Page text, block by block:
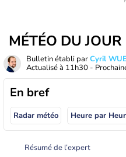
MÉTÉO DU JOUR
Bulletin établi parCyril
Actualisé à 11h30 -
En bref
Radar météo Heure par
Résumé de l’expert